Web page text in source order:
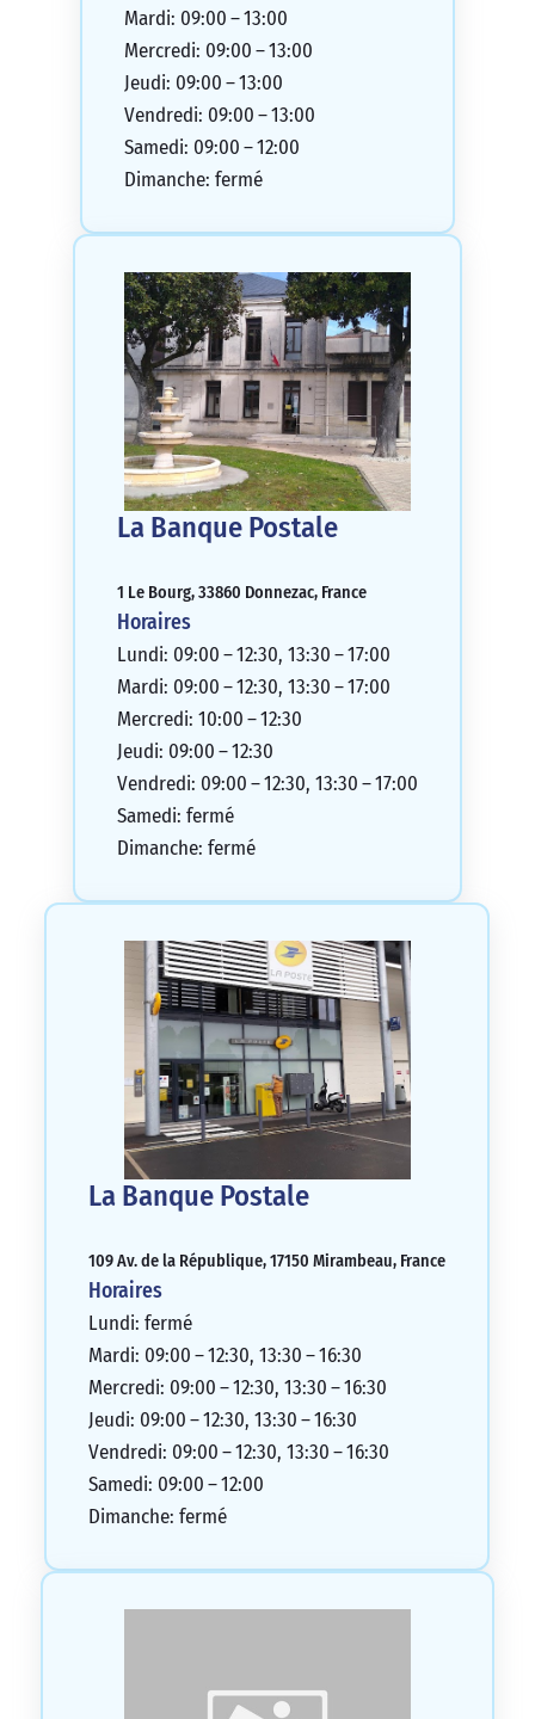
Mardi: 09:00 – 13:00
Mercredi: 09:00 – 13:00
Jeudi: 09:00 – 13:00
Vendredi: 09:00 – 13:00
Samedi: 09:00 – 12:00
Dimanche: fermé
La Banque Postale
1 Le Bourg, 33860 Donnezac, France
Horaires
Lundi: 09:00 – 12:30, 13:30 – 17:00
Mardi: 09:00 – 12:30, 13:30 – 17:00
Mercredi: 10:00 – 12:30
Jeudi: 09:00 – 12:30
Vendredi: 09:00 – 12:30, 13:30 – 17:00
Samedi: fermé
Dimanche: fermé
La Banque Postale
109 Av. de la République, 17150 Mirambeau, France
Horaires
Lundi: fermé
Mardi: 09:00 – 12:30, 13:30 – 16:30
Mercredi: 09:00 – 12:30, 13:30 – 16:30
Jeudi: 09:00 – 12:30, 13:30 – 16:30
Vendredi: 09:00 – 12:30, 13:30 – 16:30
Samedi: 09:00 – 12:00
Dimanche: fermé